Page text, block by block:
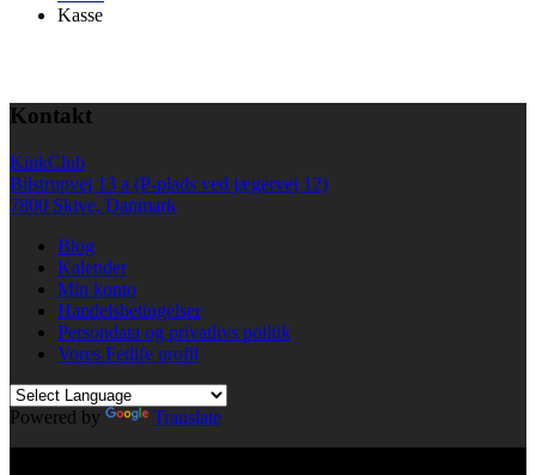
Kasse
Kontakt
KinkClub
Bilstrupvej 13 a (P-plads ved jægervej 12)
7800 Skive, Danmark
Blog
Kalender
Min konto
Handelsbetingelser
Persondata og privatlivs politik
Vores Fetlife profil
Powered by
Translate